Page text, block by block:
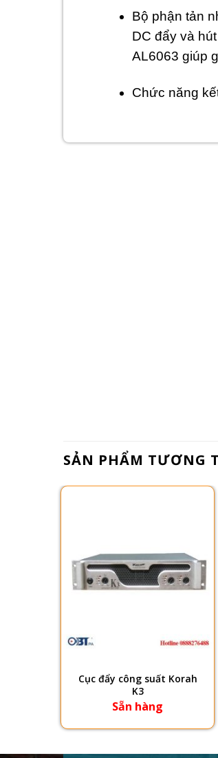
Bộ phận tản
DC đẩy và
AL6063 giúp
Chức năng
SẢN PHẨM TƯƠNG
Cục đẩy công suất Korah
K3
Sẵn hàng